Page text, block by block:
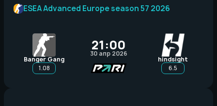
1.08
Banger Gang
21:00
30 апр 2026
hindsight
6.5
ESEA Advanced Europe season 57 2026